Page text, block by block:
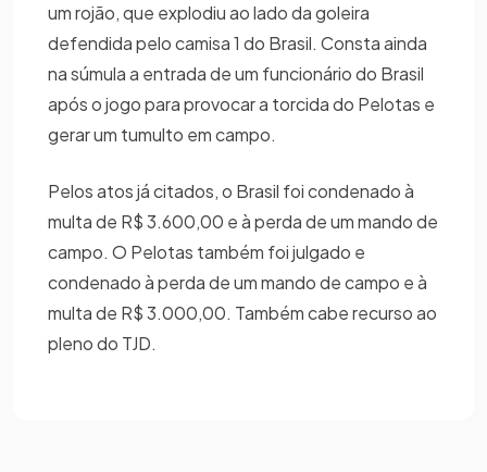
um rojão, que explodiu ao lado da goleira
defendida pelo camisa 1 do Brasil. Consta ainda
na súmula a entrada de um funcionário do Brasil
após o jogo para provocar a torcida do Pelotas e
gerar um tumulto em campo.
Pelos atos já citados, o Brasil foi condenado à
multa de R$ 3.600,00 e à perda de um mando de
campo. O Pelotas também foi julgado e
condenado à perda de um mando de campo e à
multa de R$ 3.000,00. Também cabe recurso ao
pleno do TJD.